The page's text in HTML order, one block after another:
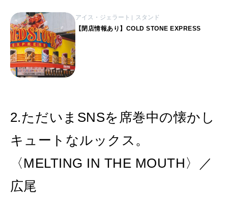
アイス・ジェラート スタンド
【閉店情報あり】COLD STONE EXPRESS
2.ただいまSNSを席巻中の懐かし
キュートなルックス。
〈MELTING IN THE MOUTH〉／
広尾